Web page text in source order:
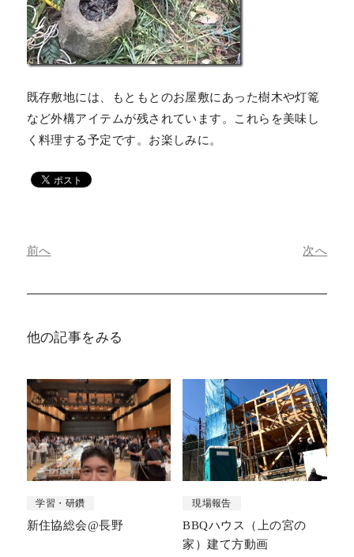
既存敷地には、もともとのお屋敷にあった樹木や灯篭
など外構アイテムが残されています。これらを美味し
く料理する予定です。お楽しみに。
前へ 次へ
他の記事をみる
学習・研鑽
新住協総会@長野
現場報告
BBQハウス（上の宮の
家）建て方動画